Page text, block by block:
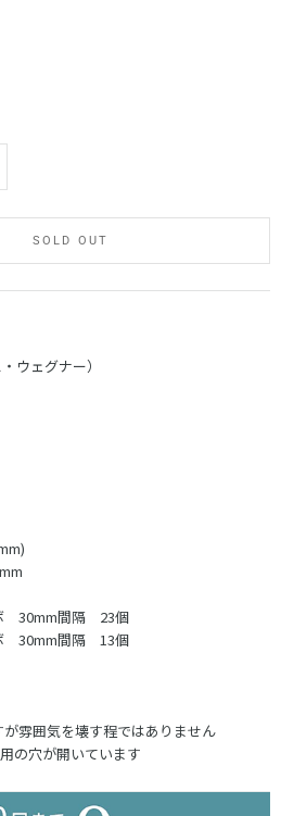
SOLD OUT
ウェグナー）
30mm間隔 23個
30mm間隔 13個
雰囲気を壊す程ではありません
の穴が開いています